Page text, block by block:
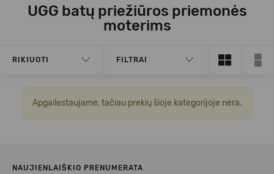
UGG batų priežiūros priemonės
moterims
RIKIUOTI FILTRAI
Apgailestaujame, tačiau prekių šioje kategorijoje nėra.
NAUJIENLAIŠKIO PRENUMERATA